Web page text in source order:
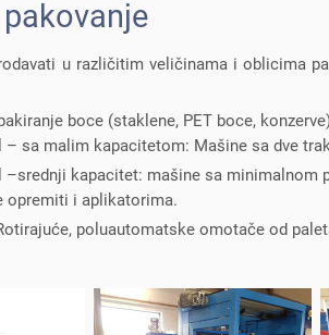
u različitim veličinama i oblicima
boce (staklene, PET boce,
– sa malim kapacitetom: Mašine sa dve
–srednji kapacitet: mašine sa minimalnom
opremiti i aplikatorima.
poluautomatske omotače od